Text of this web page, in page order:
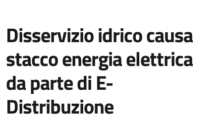
Disservizio idrico causa
stacco energia elettrica
da parte di E-
Distribuzione